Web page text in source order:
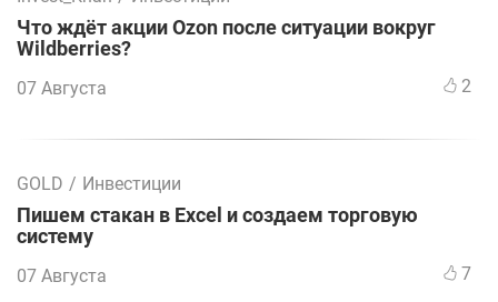
Что ждёт акции Ozon после ситуации вокруг
Wildberries?
07 Августа 2
GOLD / Инвестиции
Пишем стакан в Excel и создаем торговую
систему
07 Августа 7